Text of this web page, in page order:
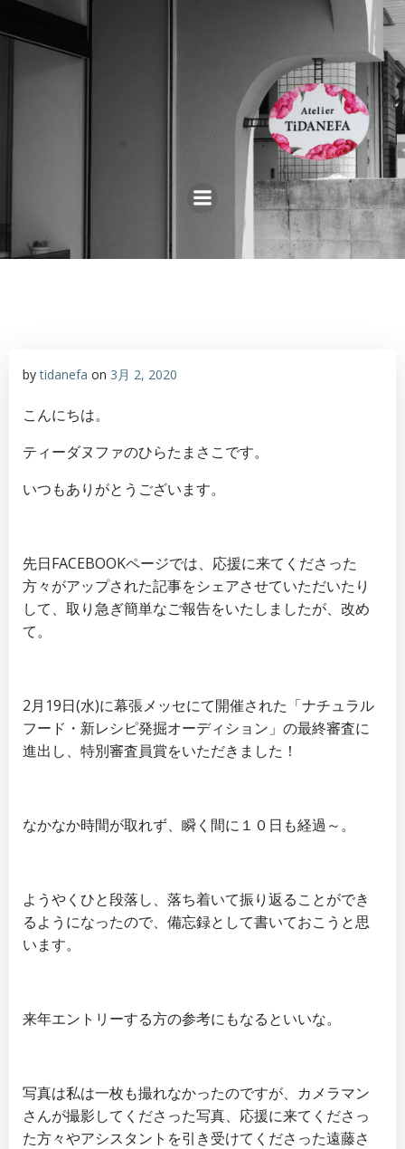
プ
bytidanefa on 3月 2, 2020
こんにちは。
ティーダヌファのひらたまさこです。
いつもありがとうございます。
先日FACEBOOKページでは、応援に来てくださった
方々がアップされた記事をシェアさせていただいたり
して、取り急ぎ簡単なご報告をいたしましたが、改め
て。
2月19日(水)に幕張メッセにて開催された「ナチュラル
フード・新レシピ発掘オーディション」の最終審査に
進出し、特別審査員賞をいただきました！
なかなか時間が取れず、瞬く間に１０日も経過～。
ようやくひと段落し、落ち着いて振り返ることができ
るようになったので、備忘録として書いておこうと思
います。
来年エントリーする方の参考にもなるといいな。
写真は私は一枚も撮れなかったのですが、カメラマン
さんが撮影してくださった写真、応援に来てくださっ
た方々やアシスタントを引き受けてくださった遠藤さ